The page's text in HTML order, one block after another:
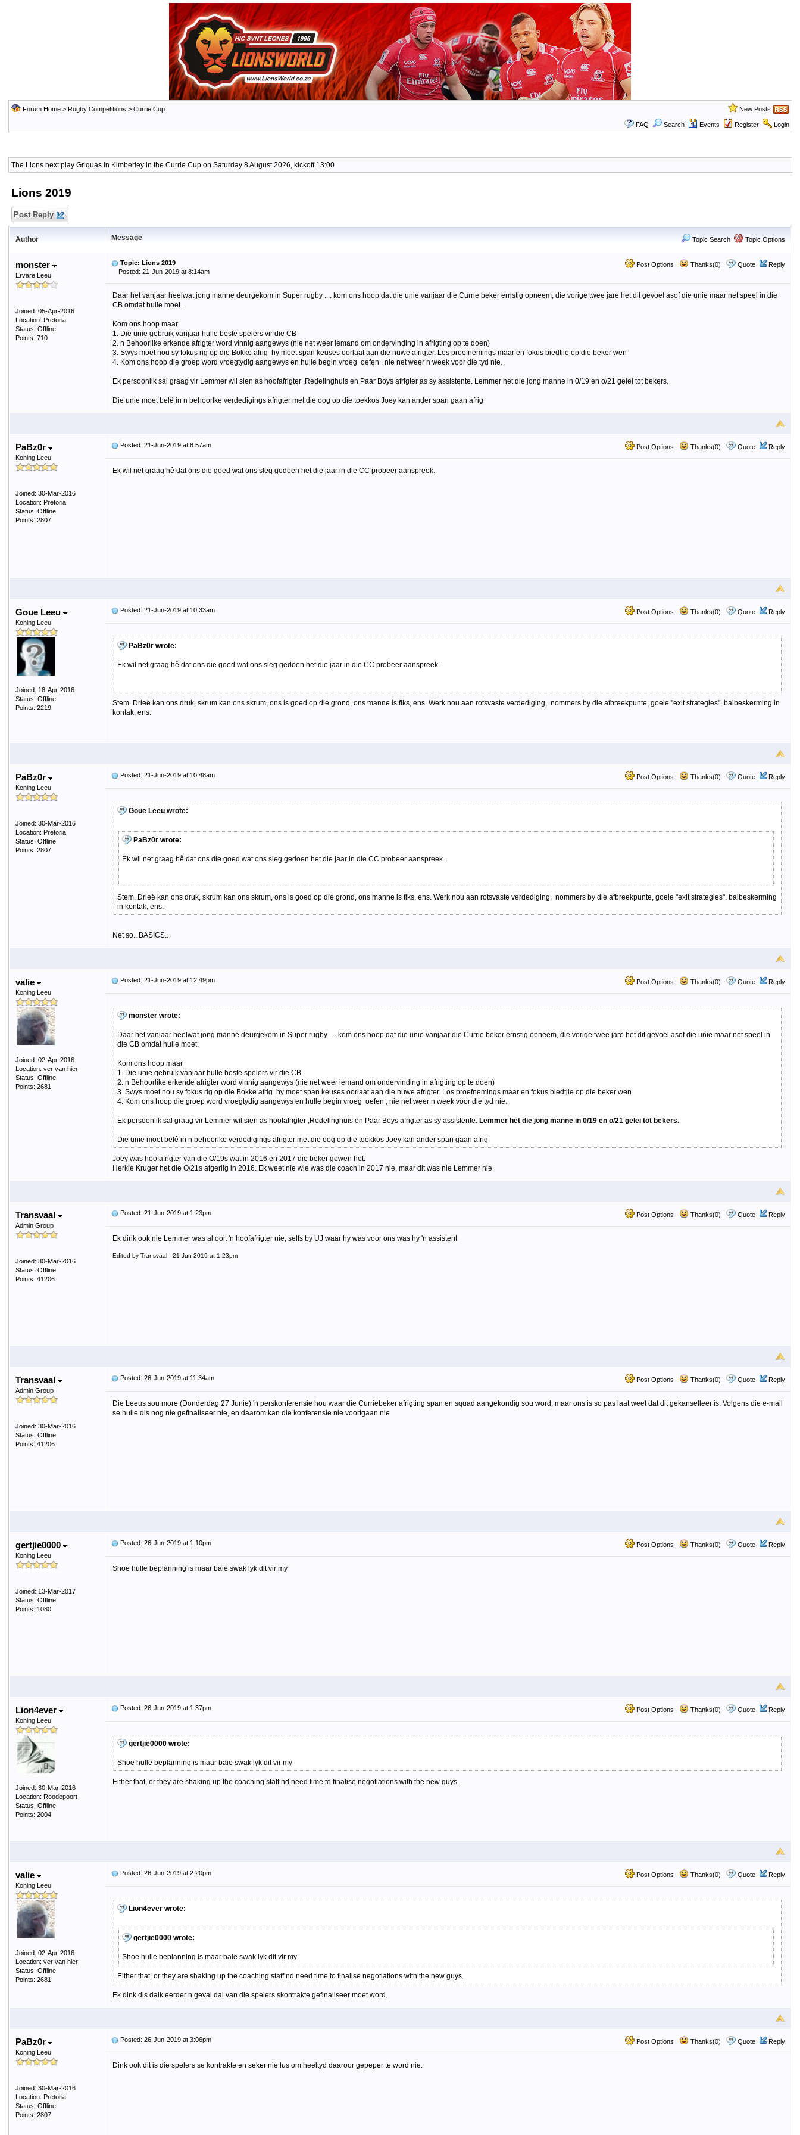
Forum Home> Rugby Competitions > Currie Cup New Posts
FAQ Search Events Register Login
The Lions next play Griquas in Kimberley in the Currie Cup on Saturday 8 August 2026, kickoff 13:00
Lions 2019
Post Reply
Author Message Topic Search Topic Options
monster
Ervare Leeu
Joined: 05-Apr-2016
Location: Pretoria
Status: Offline
Points: 710
Post Options Thanks(0) Quote Reply
Topic: Lions 2019
Posted: 21-Jun-2019 at 8:14am
Daar het vanjaar heelwat jong manne deurgekom in Super rugby .... kom ons hoop dat die unie vanjaar die Currie beker ernstig opneem, die vorige twee jare het dit gevoel asof die unie maar net speel in die
CB omdat hulle moet.
Kom ons hoop maar
1. Die unie gebruik vanjaar hulle beste spelers vir die CB
2. n Behoorlike erkende afrigter word vinnig aangewys (nie net weer iemand om ondervinding in afrigting op te doen)
3. Swys moet nou sy fokus rig op die Bokke afrig hy moet span keuses oorlaat aan die nuwe afrigter. Los proefnemings maar en fokus biedtjie op die beker wen
4. Kom ons hoop die groep word vroegtydig aangewys en hulle begin vroeg oefen , nie net weer n week voor die tyd nie.
Ek persoonlik sal graag vir Lemmer wil sien as hoofafrigter ,Redelinghuis en Paar Boys afrigter as sy assistente. Lemmer het die jong manne in 0/19 en o/21 gelei tot bekers.
Die unie moet belê in n behoorlke verdedigings afrigter met die oog op die toekkos Joey kan ander span gaan afrig
PaBz0r
Koning Leeu
Joined: 30-Mar-2016
Location: Pretoria
Status: Offline
Points: 2807
Post Options Thanks(0) Quote Reply
Posted: 21-Jun-2019 at 8:57am
Ek wil net graag hê dat ons die goed wat ons sleg gedoen het die jaar in die CC probeer aanspreek.
Goue Leeu
Koning Leeu
Joined: 18-Apr-2016
Status: Offline
Points: 2219
Post Options Thanks(0) Quote Reply
Posted: 21-Jun-2019 at 10:33am
PaBz0r wrote:
Ek wil net graag hê dat ons die goed wat ons sleg gedoen het die jaar in die CC probeer aanspreek.
Stem. Drieë kan ons druk, skrum kan ons skrum, ons is goed op die grond, ons manne is fiks, ens. Werk nou aan rotsvaste verdediging, nommers by die afbreekpunte, goeie "exit strategies", balbeskerming in
kontak, ens.
PaBz0r
Koning Leeu
Joined: 30-Mar-2016
Location: Pretoria
Status: Offline
Points: 2807
Post Options Thanks(0) Quote Reply
Posted: 21-Jun-2019 at 10:48am
Goue Leeu wrote:
PaBz0r wrote:
Ek wil net graag hê dat ons die goed wat ons sleg gedoen het die jaar in die CC probeer aanspreek.
Stem. Drieë kan ons druk, skrum kan ons skrum, ons is goed op die grond, ons manne is fiks, ens. Werk nou aan rotsvaste verdediging, nommers by die afbreekpunte, goeie "exit strategies", balbeskerming
in kontak, ens.
Net so.. BASICS..
valie
Koning Leeu
Joined: 02-Apr-2016
Location: ver van hier
Status: Offline
Points: 2681
Post Options Thanks(0) Quote Reply
Posted: 21-Jun-2019 at 12:49pm
monster wrote:
Daar het vanjaar heelwat jong manne deurgekom in Super rugby .... kom ons hoop dat die unie vanjaar die Currie beker ernstig opneem, die vorige twee jare het dit gevoel asof die unie maar net speel in
die CB omdat hulle moet.
Kom ons hoop maar
1. Die unie gebruik vanjaar hulle beste spelers vir die CB
2. n Behoorlike erkende afrigter word vinnig aangewys (nie net weer iemand om ondervinding in afrigting op te doen)
3. Swys moet nou sy fokus rig op die Bokke afrig hy moet span keuses oorlaat aan die nuwe afrigter. Los proefnemings maar en fokus biedtjie op die beker wen
4. Kom ons hoop die groep word vroegtydig aangewys en hulle begin vroeg oefen , nie net weer n week voor die tyd nie.
Ek persoonlik sal graag vir Lemmer wil sien as hoofafrigter ,Redelinghuis en Paar Boys afrigter as sy assistente. Lemmer het die jong manne in 0/19 en o/21 gelei tot bekers.
Die unie moet belê in n behoorlke verdedigings afrigter met die oog op die toekkos Joey kan ander span gaan afrig
Joey was hoofafrigter van die O/19s wat in 2016 en 2017 die beker gewen het.
Herkie Kruger het die O/21s afgeriig in 2016. Ek weet nie wie was die coach in 2017 nie, maar dit was nie Lemmer nie
Transvaal
Admin Group
Joined: 30-Mar-2016
Status: Offline
Points: 41206
Post Options Thanks(0) Quote Reply
Posted: 21-Jun-2019 at 1:23pm
Ek dink ook nie Lemmer was al ooit 'n hoofafrigter nie, selfs by UJ waar hy was voor ons was hy 'n assistent
Edited by Transvaal - 21-Jun-2019 at 1:23pm
Transvaal
Admin Group
Joined: 30-Mar-2016
Status: Offline
Points: 41206
Post Options Thanks(0) Quote Reply
Posted: 26-Jun-2019 at 11:34am
Die Leeus sou more (Donderdag 27 Junie) 'n perskonferensie hou waar die Curriebeker afrigting span en squad aangekondig sou word, maar ons is so pas laat weet dat dit gekanselleer is. Volgens die e-mail
se hulle dis nog nie gefinaliseer nie, en daarom kan die konferensie nie voortgaan nie
gertjie0000
Koning Leeu
Joined: 13-Mar-2017
Status: Offline
Points: 1080
Post Options Thanks(0) Quote Reply
Posted: 26-Jun-2019 at 1:10pm
Shoe hulle beplanning is maar baie swak lyk dit vir my
Lion4ever
Koning Leeu
Joined: 30-Mar-2016
Location: Roodepoort
Status: Offline
Points: 2004
Post Options Thanks(0) Quote Reply
Posted: 26-Jun-2019 at 1:37pm
gertjie0000 wrote:
Shoe hulle beplanning is maar baie swak lyk dit vir my
Either that, or they are shaking up the coaching staff nd need time to finalise negotiations with the new guys.
valie
Koning Leeu
Joined: 02-Apr-2016
Location: ver van hier
Status: Offline
Points: 2681
Post Options Thanks(0) Quote Reply
Posted: 26-Jun-2019 at 2:20pm
Lion4ever wrote:
gertjie0000 wrote:
Shoe hulle beplanning is maar baie swak lyk dit vir my
Either that, or they are shaking up the coaching staff nd need time to finalise negotiations with the new guys.
Ek dink dis dalk eerder n geval dal van die spelers skontrakte gefinaliseer moet word.
PaBz0r
Koning Leeu
Joined: 30-Mar-2016
Location: Pretoria
Status: Offline
Points: 2807
Post Options Thanks(0) Quote Reply
Posted: 26-Jun-2019 at 3:06pm
Dink ook dit is die spelers se kontrakte en seker nie lus om heeltyd daaroor gepeper te word nie.